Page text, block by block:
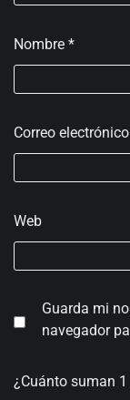
Nombre *
Correo electrónico
Web
Guarda mi
navegador
¿Cuánto suman